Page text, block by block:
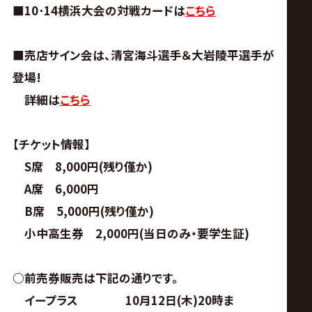
イ
ト
■10･14横浜大会の対戦カードはこちら
■売店サイン会は、清宮海斗選手＆大岩陵平選手が
登場!
詳細はこちら
【チケット情報】
S席 8,000円(残り僅か)
A席 6,000円
B席 5,000円(残り僅か)
小中高生券 2,000円(当日のみ・要学生証)
○前売券販売は下記の通りです。
イープラス 10月12日(木)20時ま